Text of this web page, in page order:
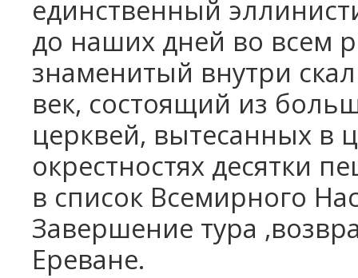
Школьные каникулы в Армении -
5 дней
Школьные каникулы в Армении -
7 дней
единственный
до наших дней во всем
знаменитый внутри
век, состоящий из
церквей, вытесанных в
окрестностях десятки
в список Всемирного
Завершение тура
Ереване.